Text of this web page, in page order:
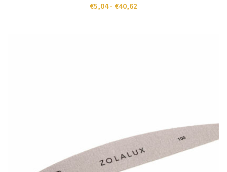
€5,04 - €40,62